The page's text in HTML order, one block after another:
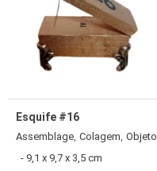
Esquife #16
Assemblage, Colagem, Objeto
- 9,1 x 9,7 x 3,5 cm